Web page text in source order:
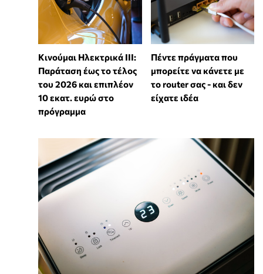
Κινούμαι Ηλεκτρικά ΙΙΙ:
Παράταση έως το τέλος
του 2026 και επιπλέον
10 εκατ. ευρώ στο
πρόγραμμα
Πέντε πράγματα που
μπορείτε να κάνετε με
το router σας - και δεν
είχατε ιδέα